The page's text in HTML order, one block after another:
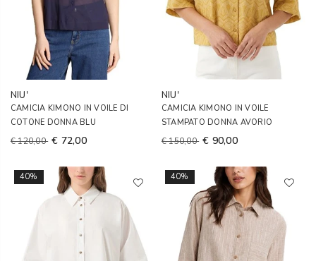
NIU'
CAMICIA KIMONO IN VOILE DI
COTONE DONNA BLU
€ 120,00 € 72,00
NIU'
CAMICIA KIMONO IN VOILE
STAMPATO DONNA AVORIO
€ 150,00 € 90,00
40% 40%